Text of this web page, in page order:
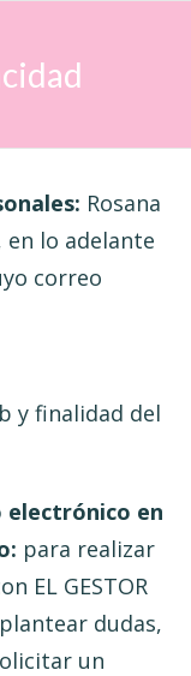
Rosana
lo adelante
correo
y finalidad del
electrónico en
para realizar
EL GESTOR
plantear dudas,
un